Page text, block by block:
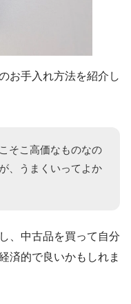
お手入れ方法を紹介し
そこ高価なものなの
、うまくいってよか
、中古品を買って自分
済的で良いかもしれま